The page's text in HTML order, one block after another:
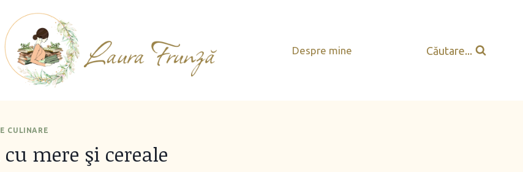
Despre mine Căutare...
CULINARE
mere şi cereale